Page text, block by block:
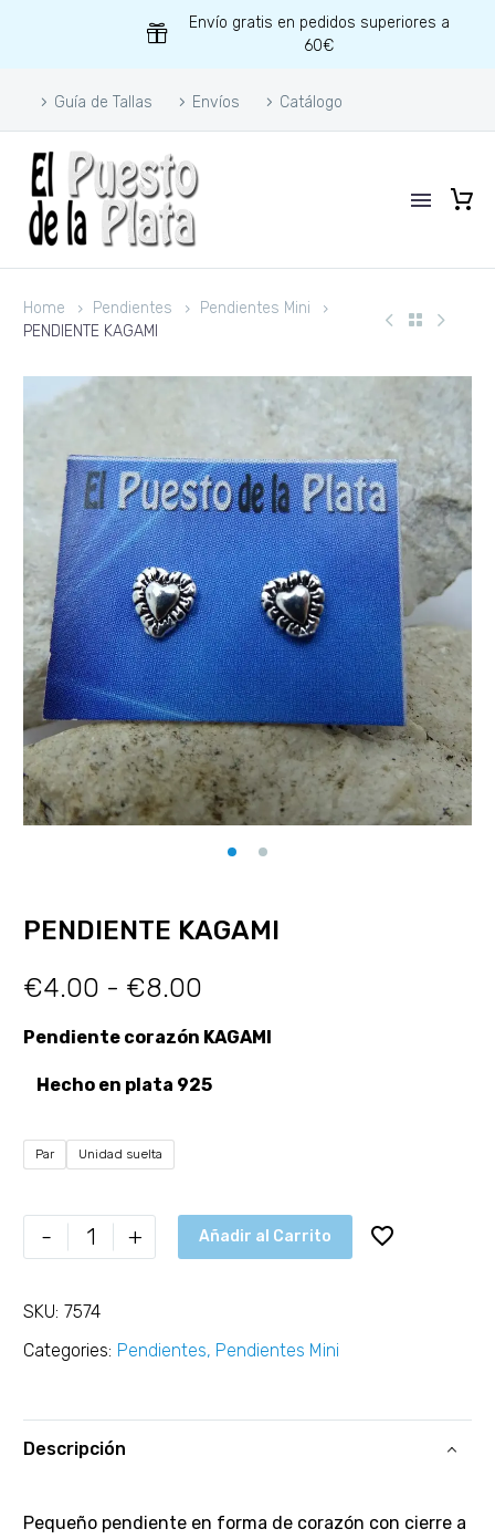
Envío gratis en pedidos superiores a
60€
Guía de Tallas Envíos Catálogo
Home Pendientes
Pendientes Mini
PENDIENTE KAGAMI
PENDIENTE KAGAMI
€4.00 - €8.00
Pendiente corazón KAGAMI
Hecho en plata 925
Par Unidad suelta
- + Añadir al Carrito
SKU: 7574
Categories: Pendientes, Pendientes Mini
Descripción
Pequeño pendiente en forma de corazón con cierre a